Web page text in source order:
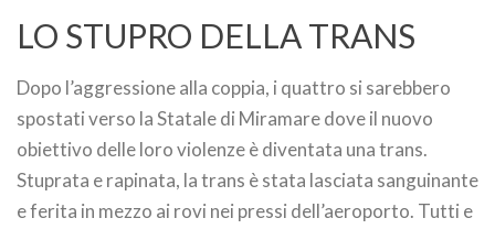
LO STUPRO DELLA TRANS
Dopo l’aggressione alla coppia, i quattro si sarebbero
spostati verso la Statale di Miramare dove il nuovo
obiettivo delle loro violenze è diventata una trans.
Stuprata e rapinata, la trans è stata lasciata sanguinante
e ferita in mezzo ai rovi nei pressi dell’aeroporto. Tutti e